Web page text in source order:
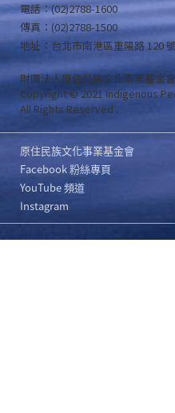
電話：(02)2788-1600
傳真：(02)2788-1500
地址：台北市南港區重陽路 120
財團法人原住民族文化事業基金
Copyright © 2021 Indigenous
All Rights Reserved .
原住民族文化事業基金會
Facebook 粉絲專頁
YouTube 頻道
Instagram